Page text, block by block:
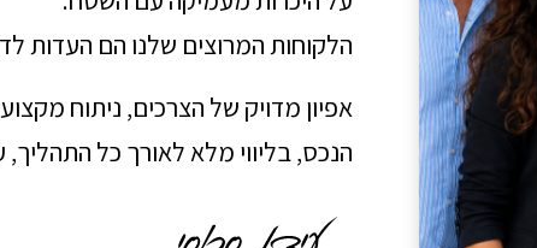
הלקוחות המרוצים שלנו הם העדות
אפיון מדויק של הצרכים, ניתוח
הנכס, בליווי מלא לאורך כל